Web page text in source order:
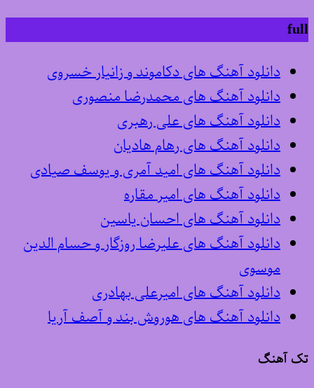
full
دانلود آهنگ های دکاموند و زانیار خسروی
دانلود آهنگ های محمدرضا منصوری
دانلود آهنگ های علی رهبری
دانلود آهنگ های رهام هادیان
دانلود آهنگ های امید آمری و یوسف صیادی
دانلود آهنگ های امیر مقاره
دانلود آهنگ های احسان یاسین
دانلود آهنگ های علیرضا روزگار و حسام الدین
موسوی
دانلود آهنگ های امیرعلی بهادری
دانلود آهنگ های هوروش بند و آصف آریا
تک آهنگ